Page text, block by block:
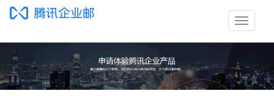
切
换
导